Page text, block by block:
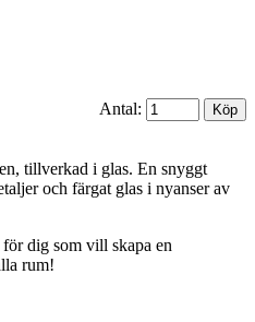
Antal:
tillverkad i glas. En snyggt
och färgat glas i nyanser av
dig som vill skapa en
rum!